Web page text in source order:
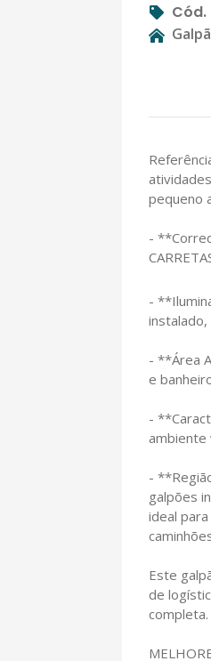
Cód.
pequeno
-
-
- **Área
e
-
ambiente
-
galpões
ideal
Este
de
completa.